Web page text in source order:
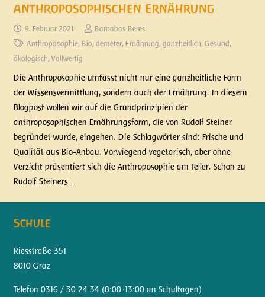
anthroposophischen Ernährung
9. Februar 2021
Barnabas Beres
Anthroposophie, Bio, demeter, Ernährung, ganzheitlich, Gesund ,
ökologisch, Vollwertig
Die Anthroposophie umfasst nicht nur eine ganzheitliche Form
der Wissensvermittlung, sondern auch der Ernährung. In diesem
Blogpost wollen wir auf die Grundprinzipien der
anthroposophischen Ernährungsform, die von Rudolf Steiner
begründet wurde, eingehen. Die Schlagwörter sind: Frische und
Qualität aus Bio-Anbau. Vorwiegend vegetarisch, aber ohne
Verzicht präsentiert sich die Anthroposophie am Teller. Schon zu
Rudolf Steiners…
Schule
Riesstraße 351
8010 Graz
Telefon 0316 / 30 24 34 (8:00-13:00 an Schultagen)